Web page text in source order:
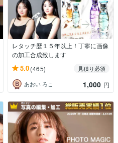
レタッチ歴１５年以上！丁寧に画像
の加工合成致します
5.0(465)
見積り必須
あおい ろこ
1,000 円